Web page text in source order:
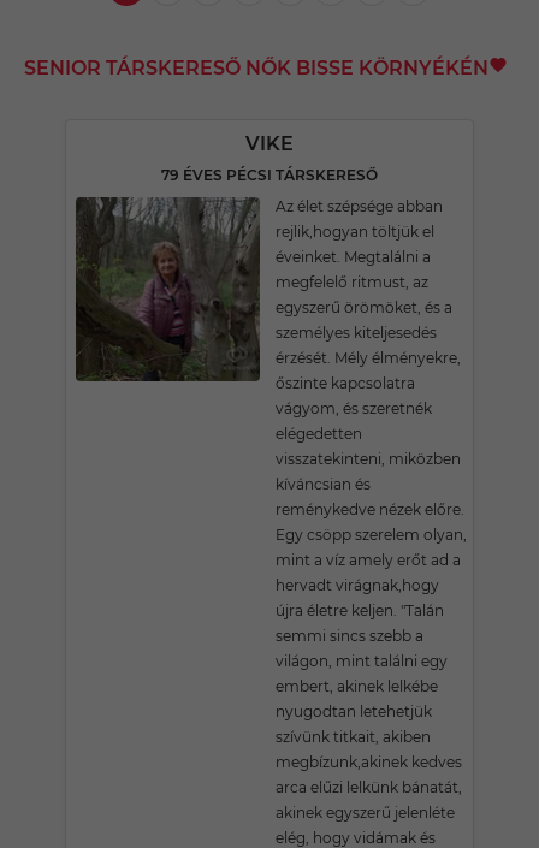
SENIOR TÁRSKERESŐ NŐK BISSE KÖRNYÉKÉN
VIKE
79 ÉVES PÉCSI TÁRSKERESŐ
Az élet szépsége abban
rejlik,hogyan töltjük el
éveinket. Megtalálni a
megfelelő ritmust, az
egyszerű örömöket, és a
személyes kiteljesedés
érzését. Mély élményekre,
őszinte kapcsolatra
vágyom, és szeretnék
elégedetten
visszatekinteni, miközben
kíváncsian és
reménykedve nézek előre.
Egy csöpp szerelem olyan,
mint a víz amely erőt ad a
hervadt virágnak,hogy
újra életre keljen. "Talán
semmi sincs szebb a
világon, mint találni egy
embert, akinek lelkébe
nyugodtan letehetjük
szívünk titkait, akiben
megbízunk,akinek kedves
arca elűzi lelkünk bánatát,
akinek egyszerű jelenléte
elég, hogy vidámak és